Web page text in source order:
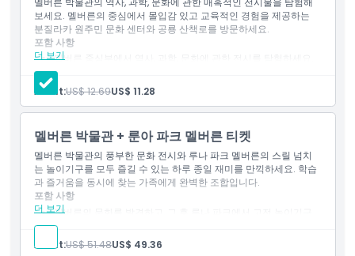
하이라이트
아동 성인 정책
포함되지 않는 사항
적합하지 않은 대상
운영 시간
보세요. 멜버른의 중심에서 몰입감 있고 교육적인 경험을 제공하는
분질라카 원주민 문화 센터와 공룡 산책로를 방문하세요.
더 보기
포함 사항
멜버른 중심부에서 역사, 과학, 문화에 관한 전시를 탐험하세요.
분질라카 원주민 센터와 공룡 산책로 같은 주요 명소를 방문하세
요.
Adult:US$ 12.69US$ 11.28
멜버른 박물관 + 룬아 파크 멜버른 티켓
멜버른 박물관의 풍부한 문화 전시와 루나 파크 멜버른의 스릴 넘치
는 놀이기구를 모두 즐길 수 있는 하루 종일 재미를 만끽하세요. 학습
과 즐거움을 동시에 찾는 가족에게 완벽한 조합입니다.
더 보기
포함 사항
멜버른의 문화를 발견하고, 그 후 루나 파크에서 고전 놀이기구
를 즐기세요.
학습과 가족 친화적 스릴을 결합한 재미 가득한 하루.
Adult:US$ 51.48US$ 49.36